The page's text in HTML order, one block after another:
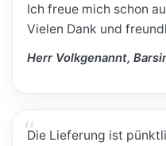
Ich freue mich schon
Vielen Dank und
Herr Volkgenannt,
Die Lieferung ist